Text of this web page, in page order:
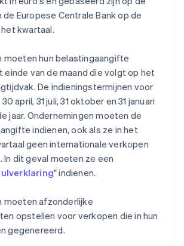
Europese Centrale Bank op de
kwartaal.
moeten hun belastingaangifte
einde van de maand die volgt op het
De indieningstermijnen voor
april, 31 juli, 31 oktober en 31 januari
jaar. Ondernemingen moeten de
indienen, ook als ze in het
geen internationale verkopen
In dit geval moeten ze een
" indienen.
moeten afzonderlijke
opstellen voor verkopen die in hun
gegenereerd.